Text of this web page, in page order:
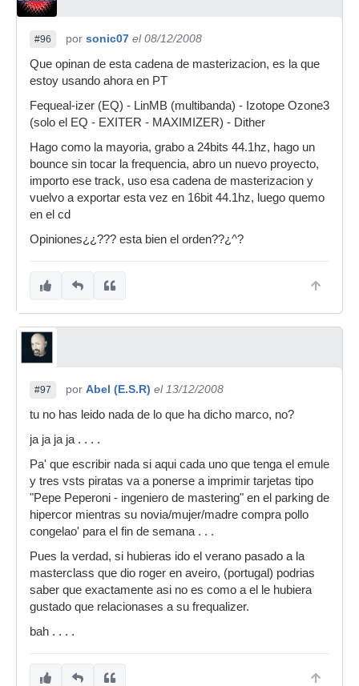
#96 por sonic07 el 08/12/2008
Que opinan de esta cadena de masterizacion, es la que
estoy usando ahora en PT
Fequeal-izer (EQ) - LinMB (multibanda) - Izotope Ozone3
(solo el EQ - EXITER - MAXIMIZER) - Dither
Hago como la mayoria, grabo a 24bits 44.1hz, hago un
bounce sin tocar la frequencia, abro un nuevo proyecto,
importo ese track, uso esa cadena de masterizacion y
vuelvo a exportar esta vez en 16bit 44.1hz, luego quemo
en el cd
Opiniones¿¿??? esta bien el orden??¿^?
#97 por Abel (E.S.R) el 13/12/2008
tu no has leido nada de lo que ha dicho marco, no?
ja ja ja ja . . . .
Pa' que escribir nada si aqui cada uno que tenga el emule
y tres vsts piratas va a ponerse a imprimir tarjetas tipo
"Pepe Peperoni - ingeniero de mastering" en el parking de
hipercor mientras su novia/mujer/madre compra pollo
congelao' para el fin de semana . . .
Pues la verdad, si hubieras ido el verano pasado a la
masterclass que dio roger en aveiro, (portugal) podrias
saber que exactamente asi no es como a el le hubiera
gustado que relacionases a su frequalizer.
bah . . . .